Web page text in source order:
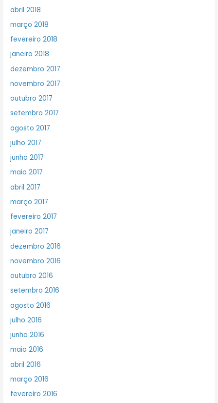
abril 2018
março 2018
fevereiro 2018
janeiro 2018
dezembro 2017
novembro 2017
outubro 2017
setembro 2017
agosto 2017
julho 2017
junho 2017
maio 2017
abril 2017
março 2017
fevereiro 2017
janeiro 2017
dezembro 2016
novembro 2016
outubro 2016
setembro 2016
agosto 2016
julho 2016
junho 2016
maio 2016
abril 2016
março 2016
fevereiro 2016